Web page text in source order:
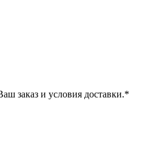
заказ и условия доставки.*